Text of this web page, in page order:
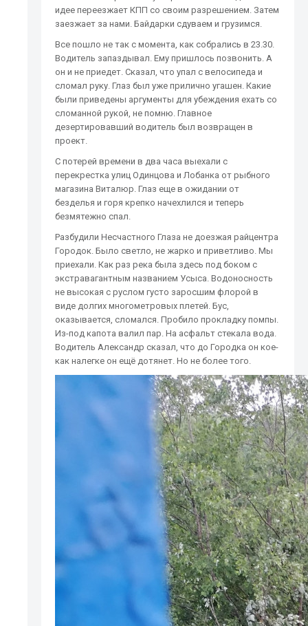
идее переезжает КПП со своим разрешением. Затем
заезжает за нами. Байдарки сдуваем и грузимся.
Все пошло не так с момента, как собрались в 23.30.
Водитель запаздывал. Ему пришлось позвонить. А
он и не приедет. Сказал, что упал с велосипеда и
сломал руку. Глаз был уже прилично угашен. Какие
были приведены аргументы для убеждения ехать со
сломанной рукой, не помню. Главное
дезертировавший водитель был возвращен в
проект.
С потерей времени в два часа выехали с
перекрестка улиц Одинцова и Лобанка от рыбного
магазина Виталюр. Глаз еще в ожидании от
безделья и горя крепко начехлился и теперь
безмятежно спал.
Разбудили Несчастного Глаза не доезжая райцентра
Городок. Было светло, не жарко и приветливо. Мы
приехали. Как раз река была здесь под боком с
экстравагантным названием Усыса. Водоносность
не высокая с руслом густо заросшим флорой в
виде долгих многометровых плетей. Бус,
оказывается, сломался. Пробило прокладку помпы.
Из-под капота валил пар. На асфальт стекала вода.
Водитель Александр сказал, что до Городка он кое-
как налегке он ещё дотянет. Но не более того.